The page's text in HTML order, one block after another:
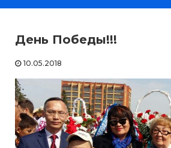
День Победы!!!
10.05.2018